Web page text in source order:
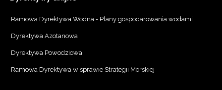
Ramowa Dyrektywa Wodna - Plany gospodarowania wodami
Dyrektywa Azotanowa
Dyrektywa Powodziowa
Ramowa Dyrektywa w sprawie Strategii Morskiej